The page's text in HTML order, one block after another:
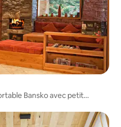
Bansko avec petit